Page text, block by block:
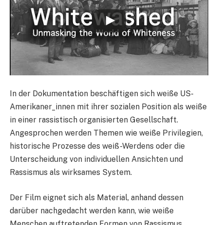
In der Dokumentation beschäftigen sich weiße US-
Amerikaner_innen mit ihrer sozialen Position als weiße
in einer rassistisch organisierten Gesellschaft.
Angesprochen werden Themen wie weiße Privilegien,
historische Prozesse des weiß-Werdens oder die
Unterscheidung von individuellen Ansichten und
Rassismus als wirksames System.
Der Film eignet sich als Material, anhand dessen
darüber nachgedacht werden kann, wie weiße